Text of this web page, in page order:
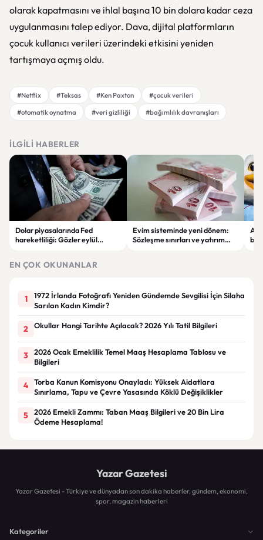
olarak kapatmasını ve ihlal başına 10 bin dolara kadar ceza
uygulanmasını talep ediyor. Dava, dijital platformların
çocuk kullanıcı verileri üzerindeki etkisini yeniden
tartışmaya açmış oldu.
#Netflix #Teksas #Ken Paxton
#çocuk verileri
#otomatik oynatma
#veri gizliliği #bağımlılık davranışları
İLGILI HABERLER
Dolar piyasalarında Fed
hareketliliği: Gözler eylül
Evim sisteminde yeni dönem:
Sözleşme sınırları ve yatırım
EN ÇOK OKUNANLAR
1
1972 İrlanda Fotoğrafı Yeniden Gündemde Sevgilisi İçin Silaha
Sarılan Kadın Kimdir?
2 Okullar Hangi Tarihte Açılacak? 2026 Yılı Tatil Bilgileri
3
2026 Ocak Emeklilik Temel Maaş Hesaplama Tablosu ve
Bilgileri
4
Torba Kanun Komisyonu Onayladı: Yüksek Aidatlara
Sınırlama, Tapu ve Çevre Yasasında Köklü Değişiklikler
5
2026 Emekli Zammı: Taban Maaş Bilgileri ve 20 Bin Lira
Ödeme Hesaplama!
Yazar Gazetesi
Yazar Gazetesi - Türkiye ve dünyadan son dakika haberler, gündem, ekonomi,
spor, magazin haberleri
Kategoriler